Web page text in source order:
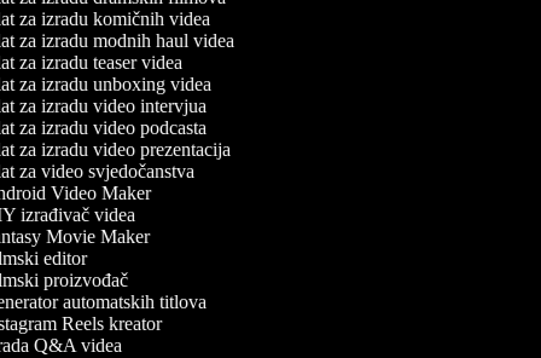
za izradu komičnih videa
za izradu modnih haul videa
za izradu teaser videa
za izradu unboxing videa
za izradu video intervjua
za izradu video podcasta
za izradu video prezentacija
za video svjedočanstva
Video Maker
izrađivač videa
Movie Maker
editor
proizvođač
automatskih titlova
Reels kreator
Q&A videa